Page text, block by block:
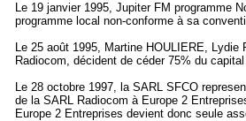
Le 19 janvier 1995, Jupiter FM programme
programme local non-conforme à sa
Le 25 août 1995, Martine HOULIERE,
Radiocom, décident de céder 75% du
Le 28 octobre 1997, la SARL SFCO
de la SARL Radiocom à Europe 2
Europe 2 Entreprises devient donc seule